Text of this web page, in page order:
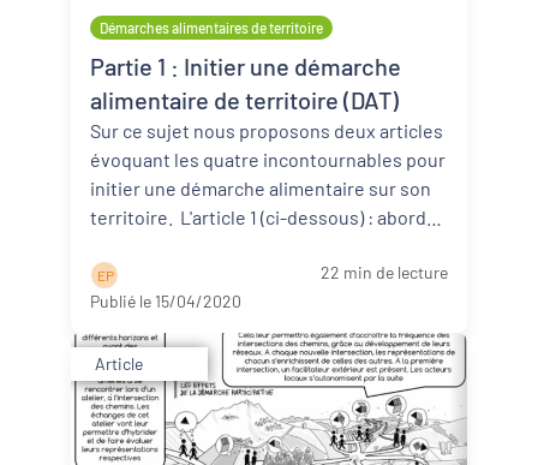
Démarches alimentaires de territoire
Partie 1 : Initier une démarche
alimentaire de territoire (DAT)
Sur ce sujet nous proposons deux articles
évoquant les quatre incontournables pour
initier une démarche alimentaire sur son
territoire. L'article 1 (ci-dessous) : aborde
E P
22 min de lecture
Publié le 15/04/2020
Article